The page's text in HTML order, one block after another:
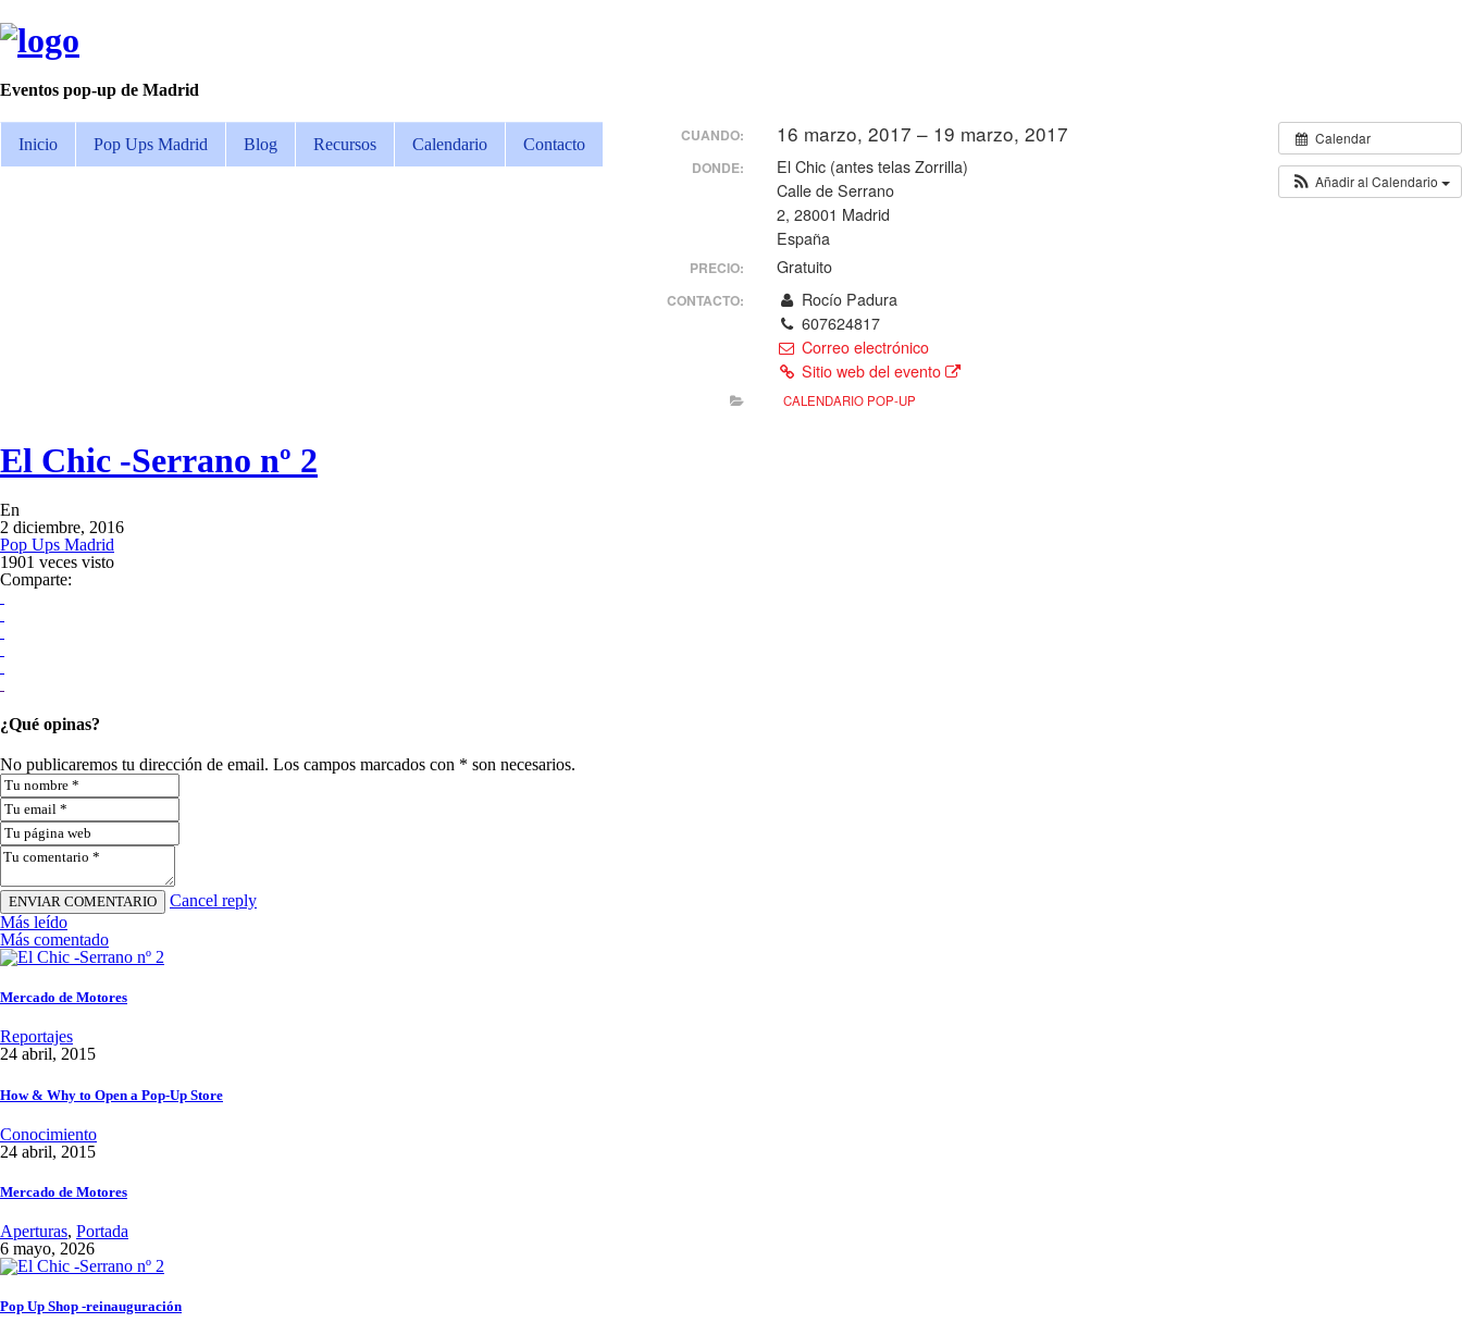
Eventos pop-up de Madrid
Inicio Pop Ups Madrid Blog Recursos Calendario Contacto Calendar
Añadir al Calendario
CUANDO: 16 marzo, 2017 – 19 marzo, 2017
DONDE:
El Chic (antes telas Zorrilla)
Calle de Serrano
2, 28001 Madrid
España
PRECIO: Gratuito
CONTACTO:
Rocío Padura
607624817
Correo electrónico
Sitio web del evento
CALENDARIO POP-UP
El Chic -Serrano nº 2
En
2 diciembre, 2016
Pop Ups Madrid
1901 veces visto
Comparte:
¿Qué opinas?
No publicaremos tu dirección de email. Los campos marcados con * son necesarios.
Cancel reply
Más leído
Más comentado
Mercado de Motores
Reportajes
24 abril, 2015
How & Why to Open a Pop-Up Store
Conocimiento
24 abril, 2015
Mercado de Motores
Aperturas, Portada
6 mayo, 2026
Pop Up Shop -reinauguración